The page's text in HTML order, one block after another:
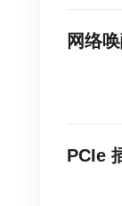
网络
PCIe